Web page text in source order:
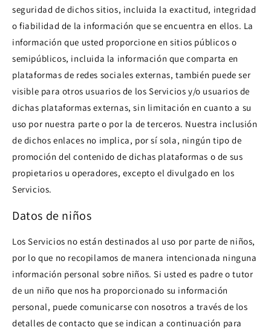
seguridad de dichos sitios, incluida la exactitud, integridad
o fiabilidad de la información que se encuentra en ellos. La
información que usted proporcione en sitios públicos o
semipúblicos, incluida la información que comparta en
plataformas de redes sociales externas, también puede ser
visible para otros usuarios de los Servicios y/o usuarios de
dichas plataformas externas, sin limitación en cuanto a su
uso por nuestra parte o por la de terceros. Nuestra inclusión
de dichos enlaces no implica, por sí sola, ningún tipo de
promoción del contenido de dichas plataformas o de sus
propietarios u operadores, excepto el divulgado en los
Servicios.
Datos de niños
Los Servicios no están destinados al uso por parte de niños,
por lo que no recopilamos de manera intencionada ninguna
información personal sobre niños. Si usted es padre o tutor
de un niño que nos ha proporcionado su información
personal, puede comunicarse con nosotros a través de los
detalles de contacto que se indican a continuación para